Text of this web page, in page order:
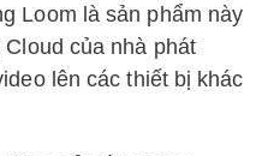
Loom là sản phẩm này
của nhà phát
lên các thiết bị khác